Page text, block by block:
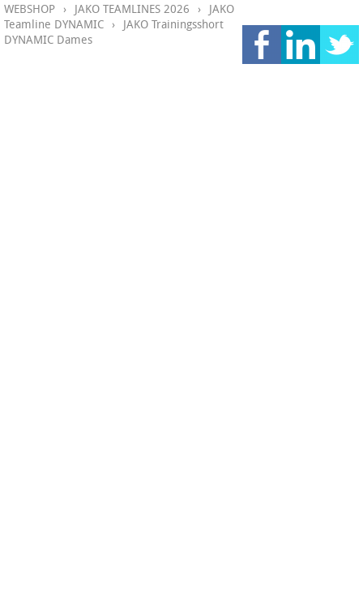
JAKO TEAMLINES 2026
Klantengroepen
Verzending - betaling
CONTACT
WEBSHOP › JAKO TEAMLINES 2026 › JAKO
Teamline DYNAMIC › JAKO Trainingsshort
DYNAMIC Dames